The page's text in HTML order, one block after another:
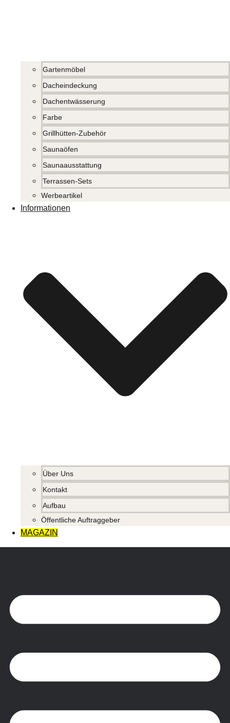
Gartenmöbel
Dacheindeckung
Dachentwässerung
Farbe
Grillhütten-Zubehör
Saunaöfen
Saunaausstattung
Terrassen-Sets
Werbeartikel
Informationen
Über Uns
Kontakt
Aufbau
Öffentliche Auftraggeber
MAGAZIN